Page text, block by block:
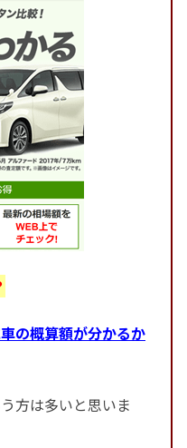
の概算額が分かるか
方は多いと思いま